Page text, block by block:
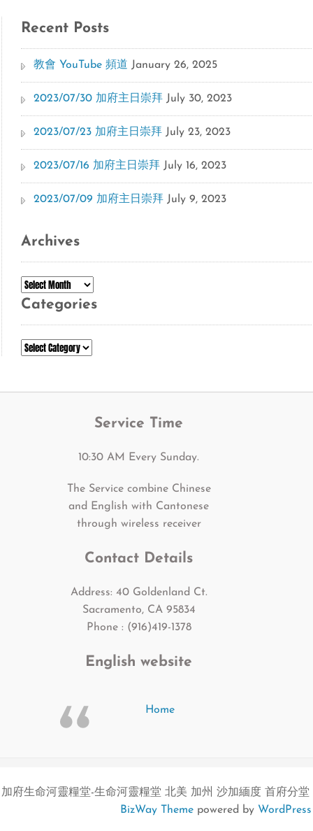
Recent Posts
教會 YouTube 頻道 January 26, 2025
2023/07/30 加府主日崇拜 July 30, 2023
2023/07/23 加府主日崇拜 July 23, 2023
2023/07/16 加府主日崇拜 July 16, 2023
2023/07/09 加府主日崇拜 July 9, 2023
Archives
Archives
Categories
Categories
Service Time
10:30 AM Every Sunday.
The Service combine Chinese
and English with Cantonese
through wireless receiver
Contact Details
Address: 40 Goldenland Ct.
Sacramento, CA 95834
Phone : (916)419-1378
English website
Home
加府生命河靈糧堂-生命河靈糧堂 北美 加州 沙加緬度 首府分堂
BizWay Themepowered by WordPress